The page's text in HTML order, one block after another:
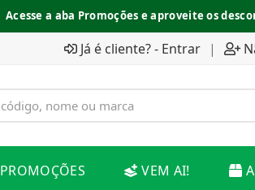
Acesse a aba Promoções e aproveite os
Já é cliente? - Entrar |
PROMOÇÕES VEM AI!